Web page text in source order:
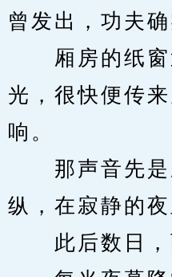
曾发出，功夫确
厢房的纸窗
光，很快便传
响。
那声音先是
纵，在寂静的夜
此后数日，